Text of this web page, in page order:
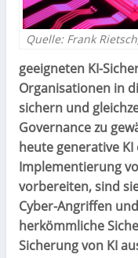
Quelle: Frank
geeigneten KI-
Organisationen in
sichern und
Governance zu
heute generative
Implementierung
vorbereiten, sind
Cyber-Angriffen
herkömmliche
Sicherung von KI